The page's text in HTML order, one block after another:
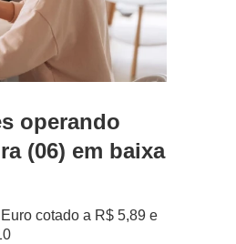
operando
(06) em baixa
cotado a R$ 5,89 e